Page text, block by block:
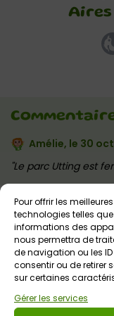
Pour offrir les
technologies telles
informations des
nous permettra de
de navigation ou les
consentir ou de retirer
sur certaines
Gérer les services
Amélie, le 30
Le parc Utting est
Commentaire*